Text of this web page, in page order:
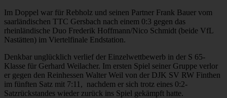
Im Doppel war für Rebholz und seinen Partner Frank Bauer vom
saarländischen TTC Gersbach nach einem 0:3 gegen das
rheinländische Duo Frederik Hoffmann/Nico Schmidt (beide VfL
Nastätten) im Viertelfinale Endstation.
Denkbar unglücklich verlief der Einzelwettbewerb in der S 65-
Klasse für Gerhard Weilacher. Im ersten Spiel seiner Gruppe verlor
er gegen den Reinhessen Walter Weil von der DJK SV RW Finthen
im fünften Satz mit 7:11, nachdem er sich trotz eines 0:2-
Satzrückstandes wieder zurück ins Spiel gekämpft hatte.